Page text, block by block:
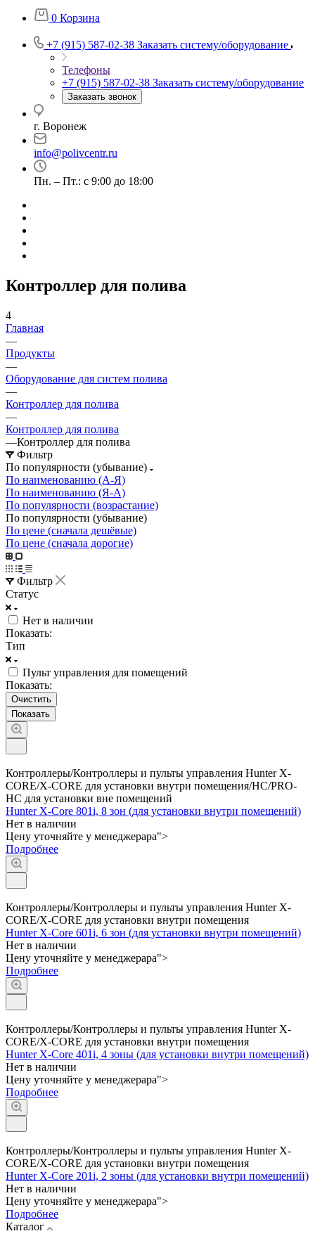
0 Корзина
+7 (915) 587-02-38 Заказать систему/оборудование
Телефоны
+7 (915) 587-02-38 Заказать систему/оборудование
Заказать звонок
г. Воронеж
info@polivcentr.ru
Пн. – Пт.: с 9:00 до 18:00
Контроллер для полива
4
Главная
—
Продукты
—
Оборудование для систем полива
—
Контроллер для полива
—
Контроллер для полива
—Контроллер для полива
Фильтр
По популярности (убывание)
По наименованию (А-Я)
По наименованию (Я-А)
По популярности (возрастание)
По популярности (убывание)
По цене (сначала дешёвые)
По цене (сначала дорогие)
Фильтр
Статус
Нет в наличии
Показать:
Тип
Пульт управления для помещений
Показать:
Очистить
Контроллеры/Контроллеры и пульты управления Hunter X-
CORE/X-CORE для установки внутри помещения/HC/PRO-
HC для установки вне помещений
Hunter X-Core 801i, 8 зон (для установки внутри помещений)
Нет в наличии
Цену уточняйте у менеджерара">
Подробнее
Контроллеры/Контроллеры и пульты управления Hunter X-
CORE/X-CORE для установки внутри помещения
Hunter X-Core 601i, 6 зон (для установки внутри помещений)
Нет в наличии
Цену уточняйте у менеджерара">
Подробнее
Контроллеры/Контроллеры и пульты управления Hunter X-
CORE/X-CORE для установки внутри помещения
Hunter X-Core 401i, 4 зоны (для установки внутри помещений)
Нет в наличии
Цену уточняйте у менеджерара">
Подробнее
Контроллеры/Контроллеры и пульты управления Hunter X-
CORE/X-CORE для установки внутри помещения
Hunter X-Core 201i, 2 зоны (для установки внутри помещений)
Нет в наличии
Цену уточняйте у менеджерара">
Подробнее
Каталог